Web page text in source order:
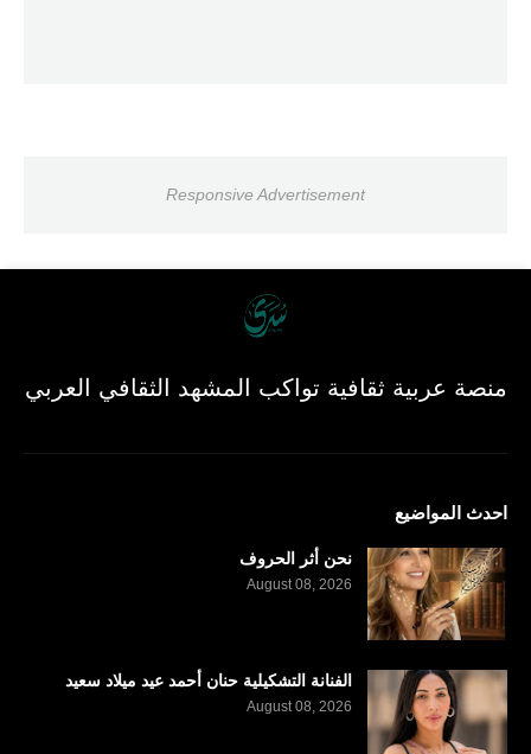
Responsive Advertisement
منصة عربية ثقافية تواكب المشهد الثقافي العربي
احدث المواضيع
نحن أثر الحروف
August 08, 2026
الفنانة التشكيلية حنان أحمد عيد ميلاد سعيد
August 08, 2026